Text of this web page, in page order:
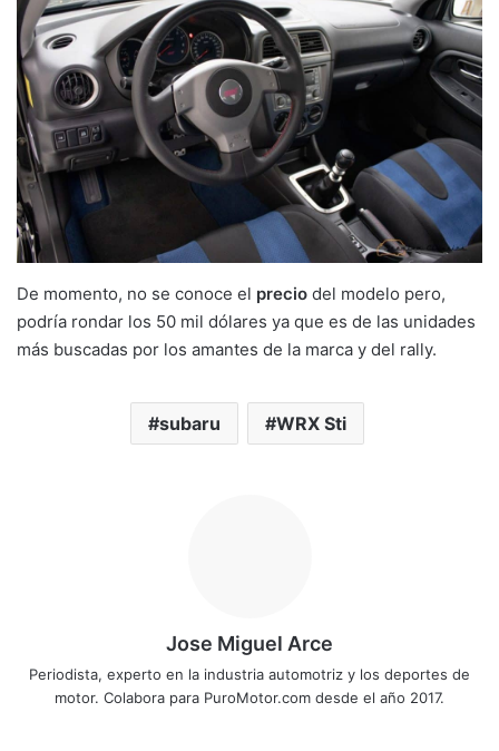
De momento, no se conoce el precio del modelo pero,
podría rondar los 50 mil dólares ya que es de las unidades
más buscadas por los amantes de la marca y del rally.
subaru WRX Sti
Jose Miguel Arce
Periodista, experto en la industria automotriz y los deportes de
motor. Colabora para PuroMotor.com desde el año 2017.